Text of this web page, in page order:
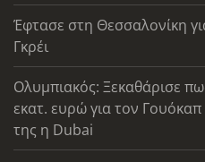
Έφτασε στη Θεσσαλονίκη
Γκρέι
Ολυμπιακός: Ξεκαθάρισε
εκατ. ευρώ για τον
της η Dubai